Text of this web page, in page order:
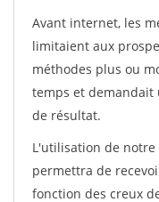
Avant internet, les
limitaient aux
méthodes plus ou
temps et demandait
de résultat.
L'utilisation de notre
permettra de
fonction des creux